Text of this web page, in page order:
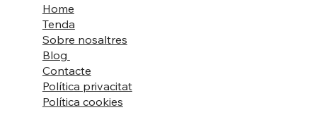
Home
Tenda
Sobre nosaltres
Blog
Contacte
Política privacitat
Política cookies